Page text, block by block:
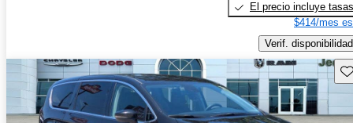
El precio incluye tasas
$414/mes
Verif. disponibilidad